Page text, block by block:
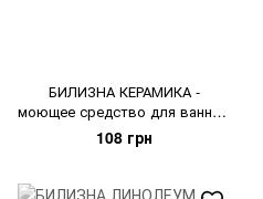
БИЛИЗНА КЕРАМИКА -
моющее средство для ванных
комнат
108 грн